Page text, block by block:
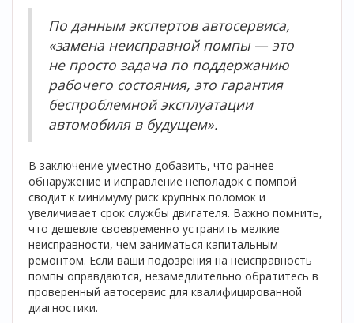
По данным экспертов автосервиса,
«замена неисправной помпы — это
не просто задача по поддержанию
рабочего состояния, это гарантия
беспроблемной эксплуатации
автомобиля в будущем».
В заключение уместно добавить, что раннее
обнаружение и исправление неполадок с помпой
сводит к минимуму риск крупных поломок и
увеличивает срок службы двигателя. Важно помнить,
что дешевле своевременно устранить мелкие
неисправности, чем заниматься капитальным
ремонтом. Если ваши подозрения на неисправность
помпы оправдаются, незамедлительно обратитесь в
проверенный автосервис для квалифицированной
диагностики.